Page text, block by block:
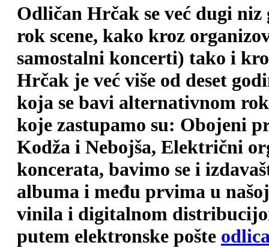
Odličan Hrčak se već dugi
rok scene, kako kroz
samostalni koncerti) tako i
Hrčak je već više od deset
koja se bavi alternativnom
koje zastupamo su: Obojeni
Kodža i Nebojša, Električni
koncerata, bavimo se i
albuma i među prvima u
vinila i digitalnom
putem elektronske pošte